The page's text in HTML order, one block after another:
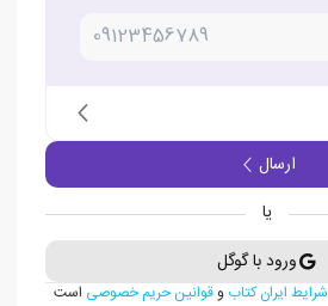
ارسال
یا
ورود با گوگل
شرایط ایران کتاب وقوانین حریم خصوصی است